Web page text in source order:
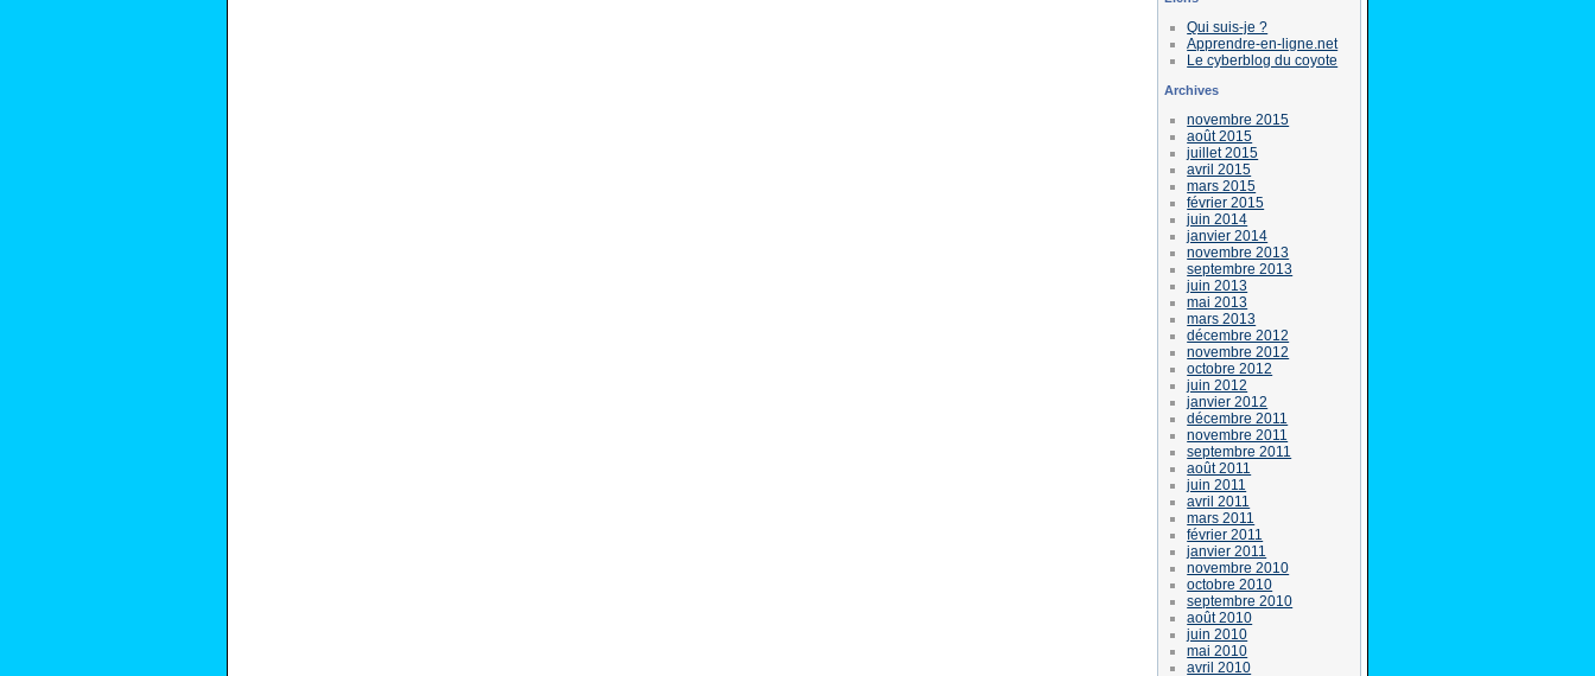
Qui suis-je ?
Apprendre-en-ligne.net
Le cyberblog du coyote
Archives
novembre 2015
août 2015
juillet 2015
avril 2015
mars 2015
février 2015
juin 2014
janvier 2014
novembre 2013
septembre 2013
juin 2013
mai 2013
mars 2013
décembre 2012
novembre 2012
octobre 2012
juin 2012
janvier 2012
décembre 2011
novembre 2011
septembre 2011
août 2011
juin 2011
avril 2011
mars 2011
février 2011
janvier 2011
novembre 2010
octobre 2010
septembre 2010
août 2010
juin 2010
mai 2010
avril 2010